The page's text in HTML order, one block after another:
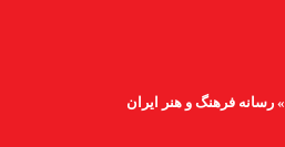
رسانه فرهنگ و هنر ایران